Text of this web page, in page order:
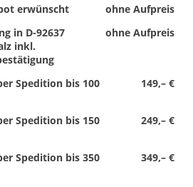
ohne Aufpreis
erwünscht
ohne Aufpreis
in D-92637
inkl.
149,– €
Spedition bis 100
249,– €
Spedition bis 150
349,– €
Spedition bis 350